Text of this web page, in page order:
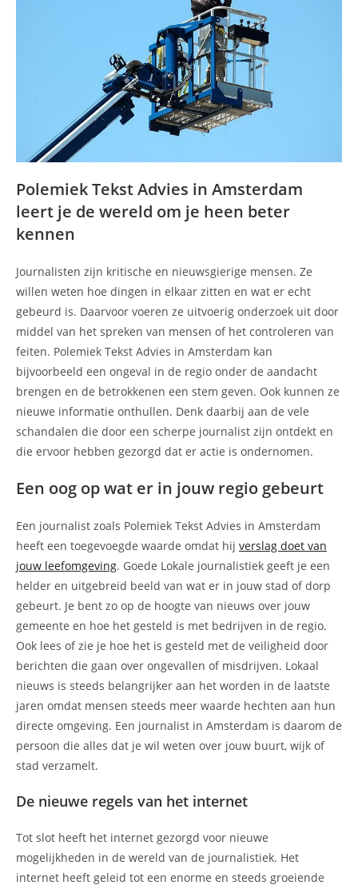
Polemiek Tekst Advies in Amsterdam
leert je de wereld om je heen beter
kennen
Journalisten zijn kritische en nieuwsgierige mensen. Ze
willen weten hoe dingen in elkaar zitten en wat er echt
gebeurd is. Daarvoor voeren ze uitvoerig onderzoek uit door
middel van het spreken van mensen of het controleren van
feiten. Polemiek Tekst Advies in Amsterdam kan
bijvoorbeeld een ongeval in de regio onder de aandacht
brengen en de betrokkenen een stem geven. Ook kunnen ze
nieuwe informatie onthullen. Denk daarbij aan de vele
schandalen die door een scherpe journalist zijn ontdekt en
die ervoor hebben gezorgd dat er actie is ondernomen.
Een oog op wat er in jouw regio gebeurt
Een journalist zoals Polemiek Tekst Advies in Amsterdam
heeft een toegevoegde waarde omdat hij verslag doet van
jouw leefomgeving. Goede Lokale journalistiek geeft je een
helder en uitgebreid beeld van wat er in jouw stad of dorp
gebeurt. Je bent zo op de hoogte van nieuws over jouw
gemeente en hoe het gesteld is met bedrijven in de regio.
Ook lees of zie je hoe het is gesteld met de veiligheid door
berichten die gaan over ongevallen of misdrijven. Lokaal
nieuws is steeds belangrijker aan het worden in de laatste
jaren omdat mensen steeds meer waarde hechten aan hun
directe omgeving. Een journalist in Amsterdam is daarom de
persoon die alles dat je wil weten over jouw buurt, wijk of
stad verzamelt.
De nieuwe regels van het internet
Tot slot heeft het internet gezorgd voor nieuwe
mogelijkheden in de wereld van de journalistiek. Het
internet heeft geleid tot een enorme en steeds groeiende